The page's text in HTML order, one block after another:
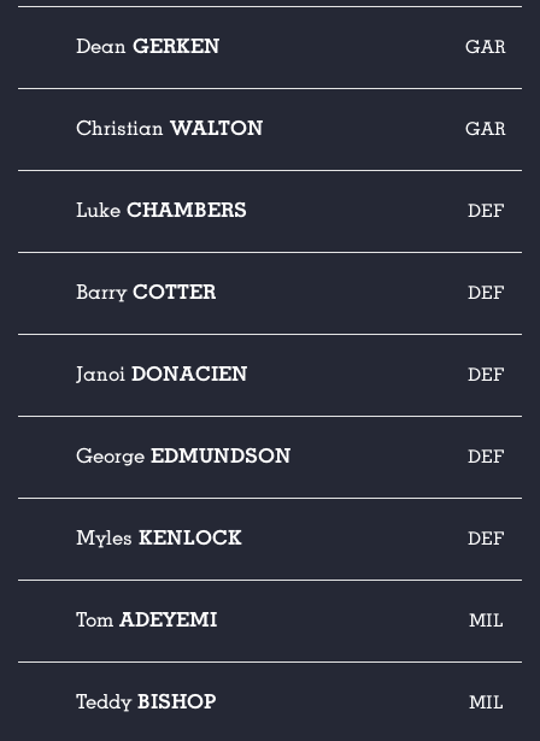
Dean GERKEN GAR
Christian WALTON GAR
Luke CHAMBERS DEF
Barry COTTER DEF
Janoi DONACIEN DEF
George EDMUNDSON DEF
Myles KENLOCK DEF
Tom ADEYEMI MIL
Teddy BISHOP MIL